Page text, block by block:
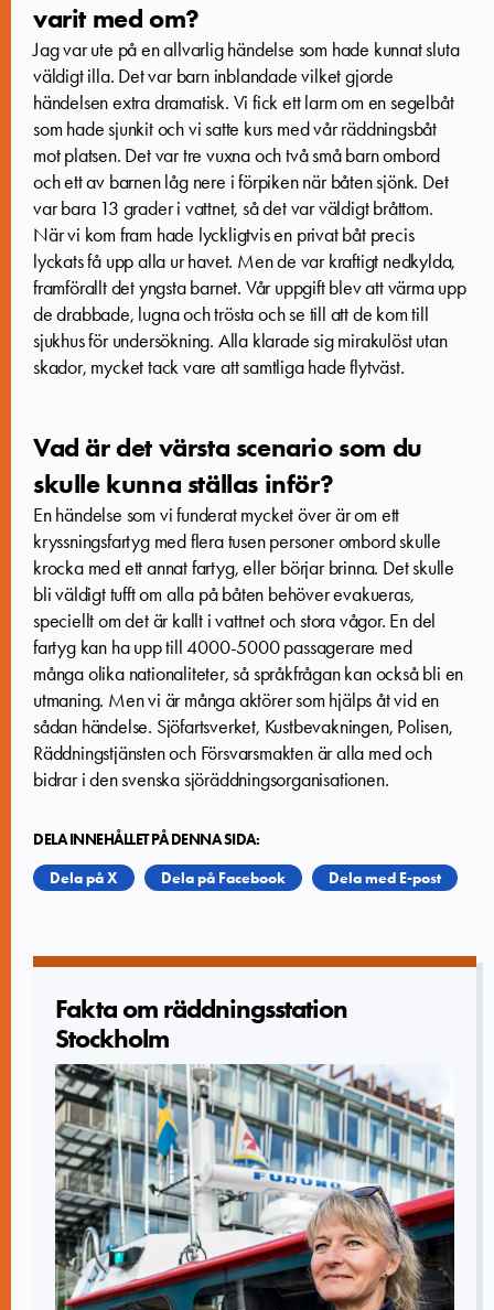
varit med om?
Jag var ute på en allvarlig händelse som hade kunnat sluta
väldigt illa. Det var barn inblandade vilket gjorde
händelsen extra dramatisk. Vi fick ett larm om en segelbåt
som hade sjunkit och vi satte kurs med vår räddningsbåt
mot platsen. Det var tre vuxna och två små barn ombord
och ett av barnen låg nere i förpiken när båten sjönk. Det
var bara 13 grader i vattnet, så det var väldigt bråttom.
När vi kom fram hade lyckligtvis en privat båt precis
lyckats få upp alla ur havet. Men de var kraftigt nedkylda,
framförallt det yngsta barnet. Vår uppgift blev att värma upp
de drabbade, lugna och trösta och se till att de kom till
sjukhus för undersökning. Alla klarade sig mirakulöst utan
skador, mycket tack vare att samtliga hade flytväst.
Vad är det värsta scenario som du
skulle kunna ställas inför?
En händelse som vi funderat mycket över är om ett
kryssningsfartyg med flera tusen personer ombord skulle
krocka med ett annat fartyg, eller börjar brinna. Det skulle
bli väldigt tufft om alla på båten behöver evakueras,
speciellt om det är kallt i vattnet och stora vågor. En del
fartyg kan ha upp till 4000-5000 passagerare med
många olika nationaliteter, så språkfrågan kan också bli en
utmaning. Men vi är många aktörer som hjälps åt vid en
sådan händelse. Sjöfartsverket, Kustbevakningen, Polisen,
Räddningstjänsten och Försvarsmakten är alla med och
bidrar i den svenska sjöräddningsorganisationen.
DELA INNEHÅLLET PÅ DENNA SIDA:
Dela på X
Dela på Facebook Dela med E-post
Fakta om räddningssta­tion
Stockholm